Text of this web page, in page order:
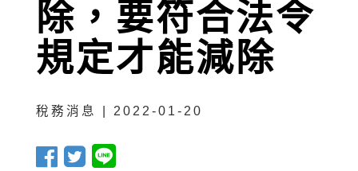
除，要符合法令
規定才能減除
稅務消息 | 2022-01-20